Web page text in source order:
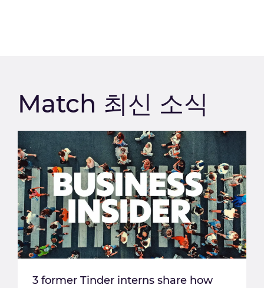
Match 최신 소식
3 former Tinder interns share how